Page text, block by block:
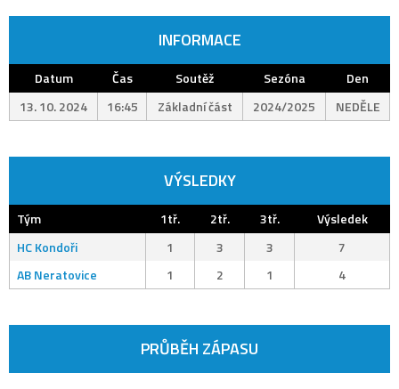
INFORMACE
Datum Čas Soutěž Sezóna
Den
13. 10. 2024
16:45 Základní část 2024/2025 NEDĚLE
VÝSLEDKY
Tým 1tř. 2tř. 3tř.
Výsledek
HC Kondoři
1 3 3
7
AB Neratovice
1 2 1 4
PRŮBĚH ZÁPASU